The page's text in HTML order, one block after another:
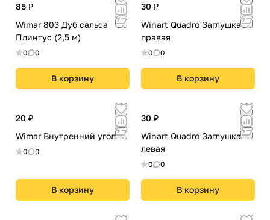
85 ₽
Wimar 803 Дуб сальса
Плинтус (2,5 м)
0 0
В корзину
30 ₽
Winart Quadro Заглушка
правая
0 0
В корзину
20 ₽
Wimar Внутренний угол
0 0
В корзину
30 ₽
Winart Quadro Заглушка
левая
0 0
В корзину